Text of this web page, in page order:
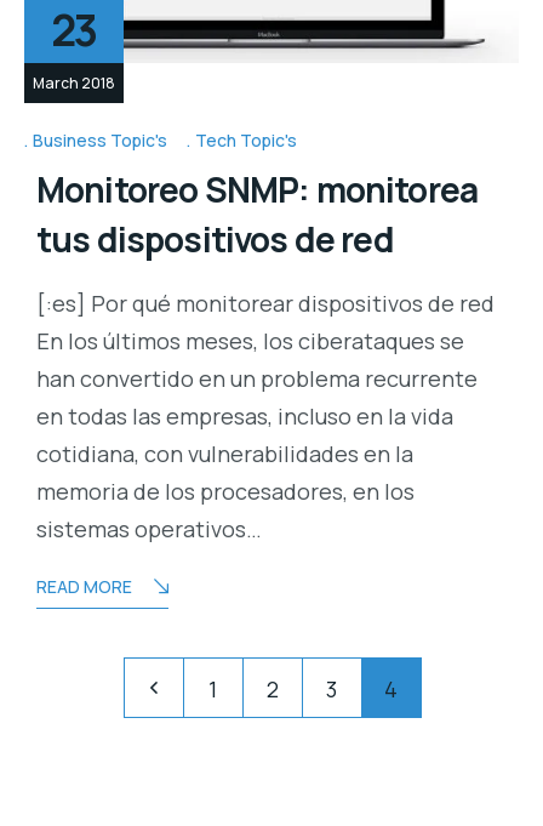
23
March 2018
Business Topic's Tech Topic's
Monitoreo SNMP: monitorea
tus dispositivos de red
[:es] Por qué monitorear dispositivos de red
En los últimos meses, los ciberataques se
han convertido en un problema recurrente
en todas las empresas, incluso en la vida
cotidiana, con vulnerabilidades en la
memoria de los procesadores, en los
sistemas operativos…
READ MORE
pagination
Pagination 1 2 3 4